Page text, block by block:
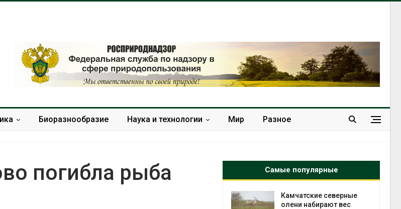
Биоразнообразие Наука и технологии Мир Разное
погибла рыба Самые популярные
Камчатские северные
олени набирают вес